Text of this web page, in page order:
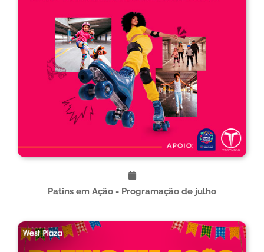
Patins em Ação - Programação de julho